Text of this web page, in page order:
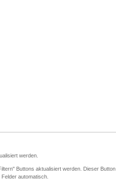
werden.
Buttons aktualisiert werden. Dieser Button
automatisch.